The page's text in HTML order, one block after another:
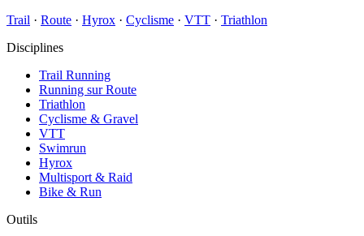
Trail · Route · Hyrox · Cyclisme · VTT · Triathlon
Disciplines
Trail Running
Running sur Route
Triathlon
Cyclisme & Gravel
VTT
Swimrun
Hyrox
Multisport & Raid
Bike & Run
Outils